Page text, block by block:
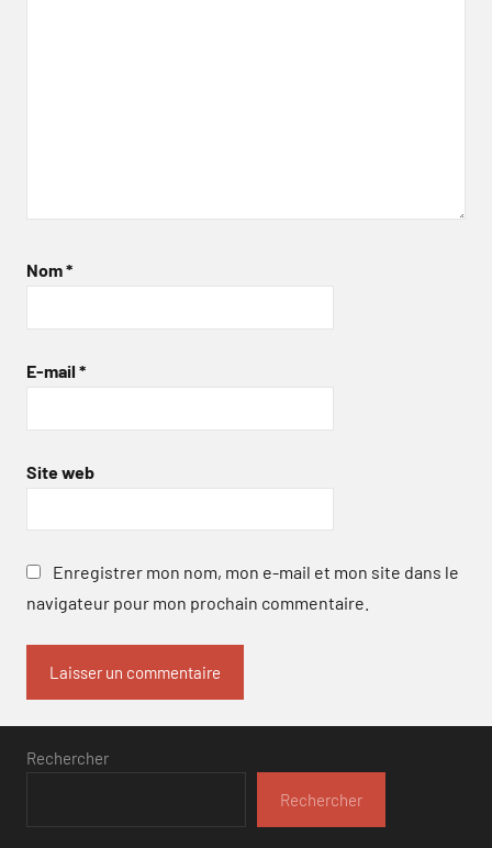
Nom*
E-mail *
Site web
Enregistrer mon nom, mon e-mail et mon site dans le
navigateur pour mon prochain commentaire.
Rechercher
Rechercher